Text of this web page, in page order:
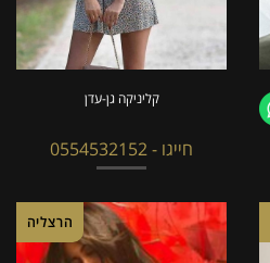
קליניקה גן-עדן
חייגו - 0554532152
הרצליה